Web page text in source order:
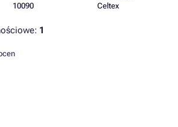
10090
Celtex
1